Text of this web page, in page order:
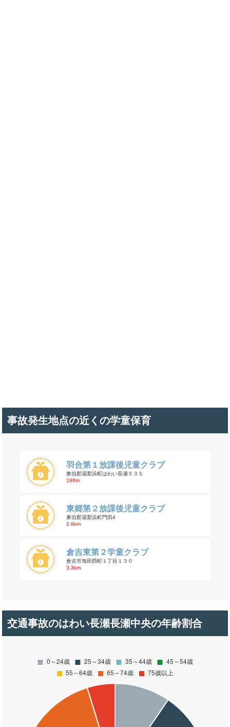
事故発生地点の近くの学童保育
羽合第１放課後児童クラブ
東伯郡湯梨浜町はわい長瀬５３５
198m
東郷第２放課後児童クラブ
東伯郡湯梨浜町門田4
2.6km
倉吉東第２学童クラブ
倉吉市海田西町１丁目１３０
3.3km
交通事故のはわい長瀬長瀬中央の年齢割合